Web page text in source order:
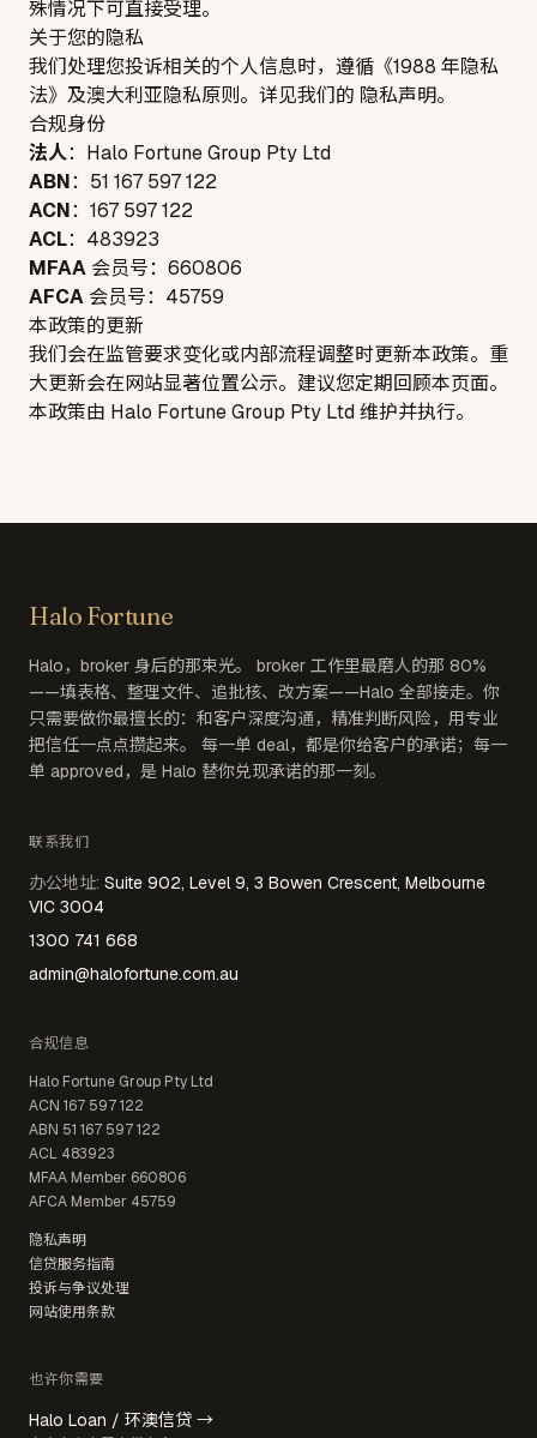
殊情况下可直接受理。
关于您的隐私
我们处理您投诉相关的个人信息时，遵循《1988 年隐私
法》及澳大利亚隐私原则。详见我们的 隐私声明。
合规身份
法人： Halo Fortune Group Pty Ltd
ABN： 51 167 597 122
ACN： 167 597 122
ACL： 483923
MFAA 会员号： 660806
AFCA 会员号： 45759
本政策的更新
我们会在监管要求变化或内部流程调整时更新本政策。重
大更新会在网站显著位置公示。建议您定期回顾本页面。
本政策由 Halo Fortune Group Pty Ltd维护并执行。
Halo Fortune
Halo，broker 身后的那束光。 broker 工作里最磨人的那 80%
——填表格、整理文件、追批核、改方案——Halo 全部接走。你
只需要做你最擅长的：和客户深度沟通，精准判断风险，用专业
把信任一点点攒起来。 每一单 deal，都是你给客户的承诺；每一
单 approved，是 Halo 替你兑现承诺的那一刻。
联系我们
办公地址: Suite 902, Level 9, 3 Bowen Crescent, Melbourne
VIC 3004
1300 741 668
admin@halofortune.com.au
合规信息
Halo Fortune Group Pty Ltd
ACN 167 597 122
ABN 51 167 597 122
ACL 483923
MFAA Member 660806
AFCA Member 45759
隐私声明
信贷服务指南
投诉与争议处理
网站使用条款
也许你需要
Halo Loan / 环澳信贷 →